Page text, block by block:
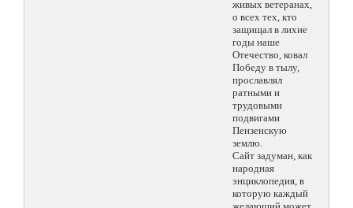
живых ветеранах,
о всех тех, кто
защищал в лихие
годы наше
Отечество, ковал
Победу в тылу,
прославлял
ратными и
трудовыми
подвигами
Пензенскую
землю.
Сайт задуман, как
народная
энциклопедия, в
которую каждый